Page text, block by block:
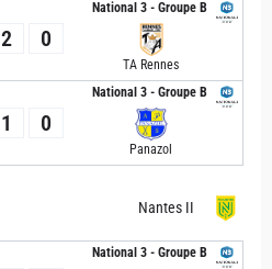
National 3 - Groupe B
2 0
TA Rennes
National 3 - Groupe B
1 0
Panazol
Nantes II
National 3 - Groupe B